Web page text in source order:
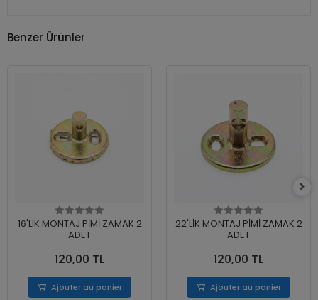
Benzer Ürünler
16'LIK MONTAJ PİMİ ZAMAK 2
ADET
120,00 TL
Ajouter au panier
22'LİK MONTAJ PİMİ ZAMAK 2
ADET
120,00 TL
Ajouter au panier